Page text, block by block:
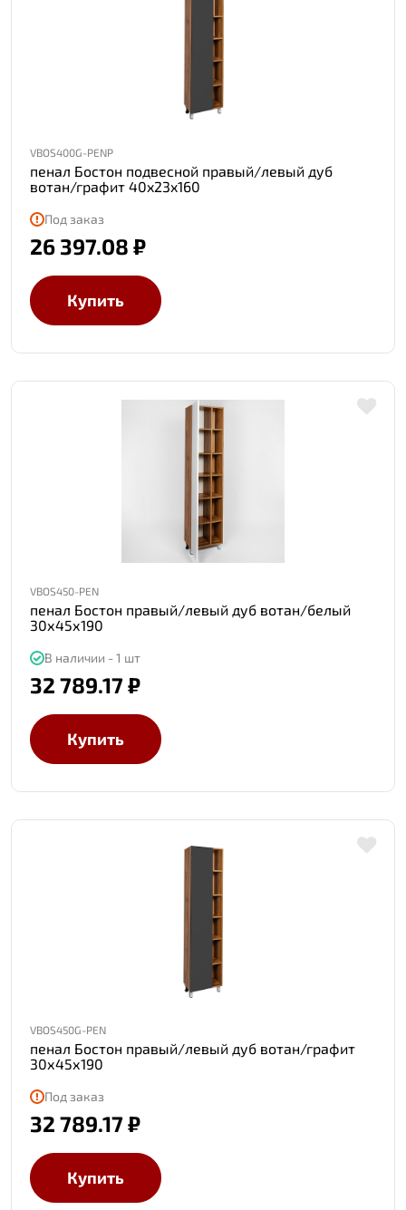
VBOS400G-PENP
пенал Бостон подвесной правый/левый дуб
вотан/графит 40x23x160
Под заказ
26 397.08 ₽
Купить
VBOS450-PEN
пенал Бостон правый/левый дуб вотан/белый
30х45х190
В наличии - 1 шт
32 789.17 ₽
Купить
VBOS450G-PEN
пенал Бостон правый/левый дуб вотан/графит
30х45х190
Под заказ
32 789.17 ₽
Купить